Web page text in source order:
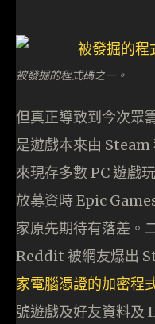
被發掘的程式碼之一。
但真正導致到今次眾
是遊戲本來由
來現存多數 PC 遊戲
放募資時 Epic
家原先期待有落差。
Reddit 被網友爆出
家電腦憑證的加密程
號遊戲及好友資料及